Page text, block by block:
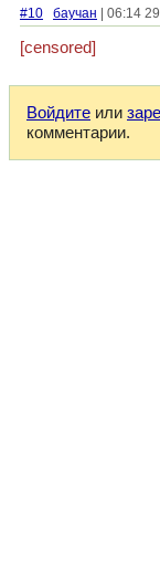
#10 баучан | 06:14
[censored]
Войдите или
комментарии.